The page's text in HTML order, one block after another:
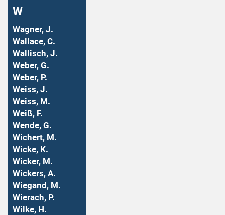
W
Wagner, J.
Wallace, C.
Wallisch, J.
Weber, G.
Weber, P.
Weiss, J.
Weiss, M.
Weiß, F.
Wende, G.
Wichert, M.
Wicke, K.
Wicker, M.
Wickers, A.
Wiegand, M.
Wierach, P.
Wilke, H.